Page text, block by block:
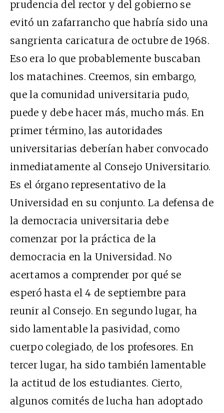
prudencia del rector y del gobierno se
evitó un zafarrancho que habría sido una
sangrienta caricatura de octubre de 1968.
Eso era lo que probablemente buscaban
los matachines. Creemos, sin embargo,
que la comunidad universitaria pudo,
puede y debe hacer más, mucho más. En
primer término, las autoridades
universitarias deberían haber convocado
inmediatamente al Consejo Universitario.
Es el órgano representativo de la
Universidad en su conjunto. La defensa de
la democracia universitaria debe
comenzar por la práctica de la
democracia en la Universidad. No
acertamos a comprender por qué se
esperó hasta el 4 de septiembre para
reunir al Consejo. En segundo lugar, ha
sido lamentable la pasividad, como
cuerpo colegiado, de los profesores. En
tercer lugar, ha sido también lamentable
la actitud de los estudiantes. Cierto,
algunos comités de lucha han adoptado